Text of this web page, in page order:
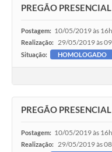
PREGÃO
Postagem: 10/05/2019 às
Realização: 29/05/2019 às
Situação: HOMOLOGADO
PREGÃO
Postagem: 10/05/2019 às
Realização: 29/05/2019 às